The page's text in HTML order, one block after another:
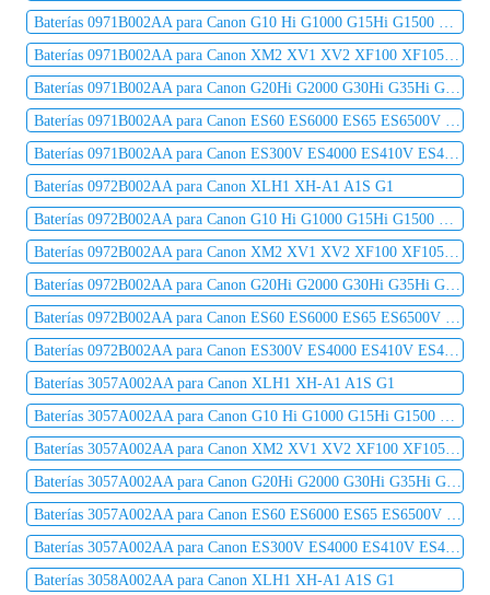
Baterías 0971B002AA para Canon G10 Hi G1000 G15Hi G1500 G20Hi G2000 G30Hi G35Hi G45Hi
Baterías 0971B002AA para Canon XM2 XV1 XV2 XF100 XF105 XF300 XF305 C2 DM-MV1 DM-MV10
Baterías 0971B002AA para Canon G20Hi G2000 G30Hi G35Hi G45Hi MV1 MV10 MV10i MV20 MV20i
Baterías 0971B002AA para Canon ES60 ES6000 ES65 ES6500V ES7000es ES7000V ES75 ES8000V
Baterías 0971B002AA para Canon ES300V ES4000 ES410V ES420V ES50 ES5000 ES520A ES55
Baterías 0972B002AA para Canon XLH1 XH-A1 A1S G1
Baterías 0972B002AA para Canon G10 Hi G1000 G15Hi G1500 G20Hi G2000 G30Hi G35Hi G45Hi
Baterías 0972B002AA para Canon XM2 XV1 XV2 XF100 XF105 XF300 XF305 C2 DM-MV1 DM-MV10
Baterías 0972B002AA para Canon G20Hi G2000 G30Hi G35Hi G45Hi MV1 MV10 MV10i MV20 MV20i
Baterías 0972B002AA para Canon ES60 ES6000 ES65 ES6500V ES7000es ES7000V ES75 ES8000V
Baterías 0972B002AA para Canon ES300V ES4000 ES410V ES420V ES50 ES5000 ES520A ES55
Baterías 3057A002AA para Canon XLH1 XH-A1 A1S G1
Baterías 3057A002AA para Canon G10 Hi G1000 G15Hi G1500 G20Hi G2000 G30Hi G35Hi G45Hi
Baterías 3057A002AA para Canon XM2 XV1 XV2 XF100 XF105 XF300 XF305 C2 DM-MV1 DM-MV10
Baterías 3057A002AA para Canon G20Hi G2000 G30Hi G35Hi G45Hi MV1 MV10 MV10i MV20 MV20i
Baterías 3057A002AA para Canon ES60 ES6000 ES65 ES6500V ES7000es ES7000V ES75 ES8000V
Baterías 3057A002AA para Canon ES300V ES4000 ES410V ES420V ES50 ES5000 ES520A ES55
Baterías 3058A002AA para Canon XLH1 XH-A1 A1S G1